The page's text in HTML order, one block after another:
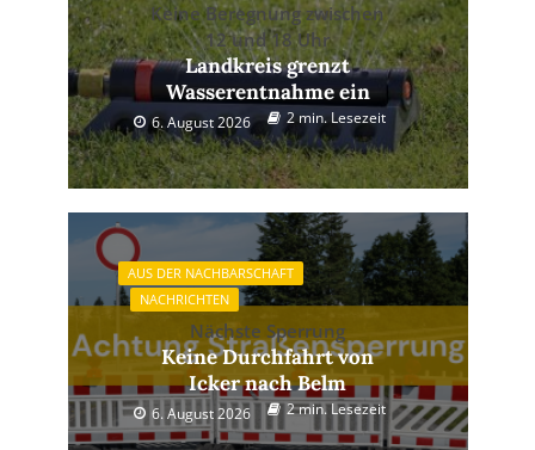
Keine Beregnung zwischen
12 und 18 Uhr
Landkreis grenzt
Wasserentnahme ein
6. August 2026 2 min. Lesezeit
AUS DER NACHBARSCHAFT
NACHRICHTEN
Nächste Sperrung
Keine Durchfahrt von
Icker nach Belm
6. August 2026 2 min. Lesezeit